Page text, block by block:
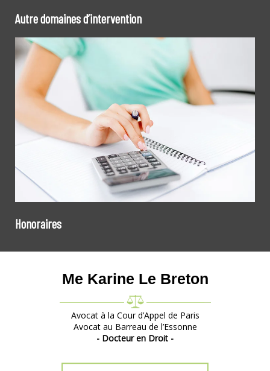
Autre domaines d’intervention
Honoraires
Me Karine Le Breton
Avocat à la Cour d’Appel de Paris
Avocat au Barreau de l’Essonne
- Docteur en Droit -